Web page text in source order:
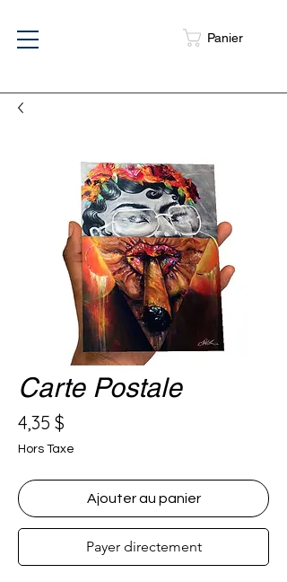
Panier
Carte Postale
4,35 $
Hors Taxe
Ajouter au panier
Payer directement